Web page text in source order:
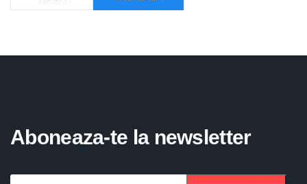
Aboneaza-te la newsletter